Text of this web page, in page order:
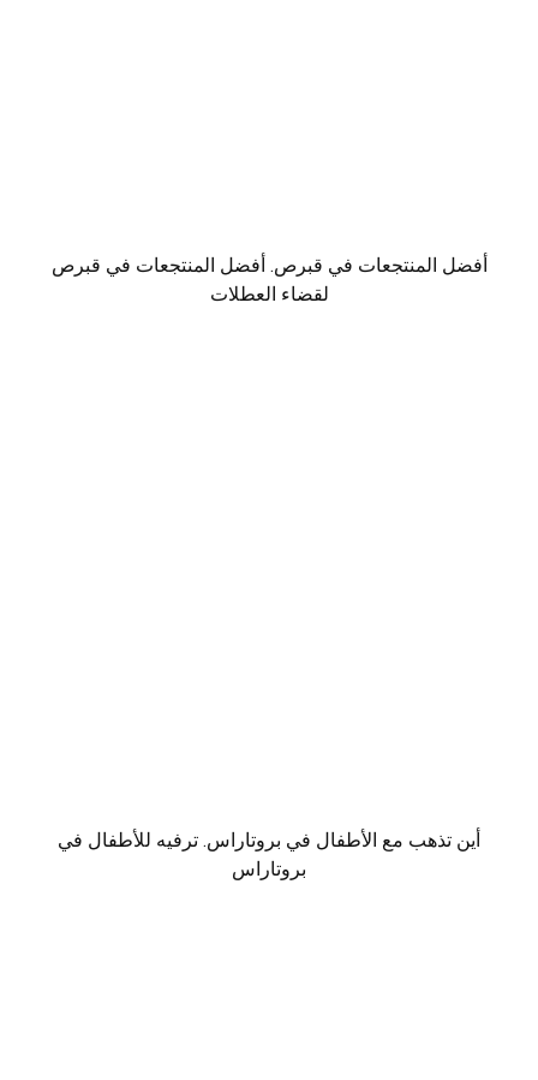
أفضل المنتجعات في قبرص. أفضل المنتجعات في قبرص
لقضاء العطلات
أين تذهب مع الأطفال في بروتاراس. ترفيه للأطفال في
بروتاراس